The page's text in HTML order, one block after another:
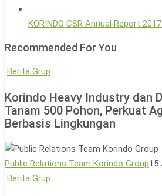
KORINDO CSR Annual Report 2017
Recommended For You
Berita Grup
Industry
dan
Desa
Sodong
Tanam
Korindo Heavy Industry dan
Tanam 500 Pohon, Perkuat
Berbasis Lingkungan
Public Relations Team Korindo Group15
Berita Grup